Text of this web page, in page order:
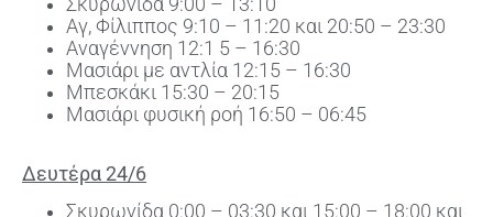
Αγ, Φίλιππος 9:10 – 11:20 και 20:50 – 23:30
Αναγέννηση 12:1 5 – 16:30
Μασιάρι με αντλία 12:15 – 16:30
Μπεσκάκι 15:30 – 20:15
Μασιάρι φυσική ροή 16:50 – 06:45
Δευτέρα 24/6
Σκυρωνίδα 0:00 – 03:30 και 15:00 – 18:00 και